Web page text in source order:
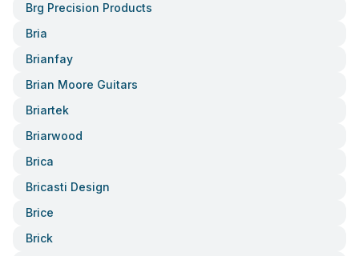
Brg Precision Products
Bria
Brianfay
Brian Moore Guitars
Briartek
Briarwood
Brica
Bricasti Design
Brice
Brick